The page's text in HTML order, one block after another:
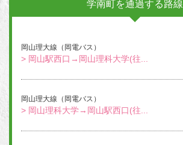
学南町を通過する路線
岡山理大線（岡電バス）
> 岡山駅西口→岡山理科大学(往...
岡山理大線（岡電バス）
> 岡山理科大学→岡山駅西口(往...